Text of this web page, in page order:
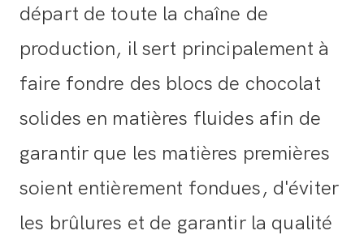
départ de toute la chaîne de
production, il sert principalement à
faire fondre des blocs de chocolat
solides en matières fluides afin de
garantir que les matières premières
soient entièrement fondues, d'éviter
les brûlures et de garantir la qualité